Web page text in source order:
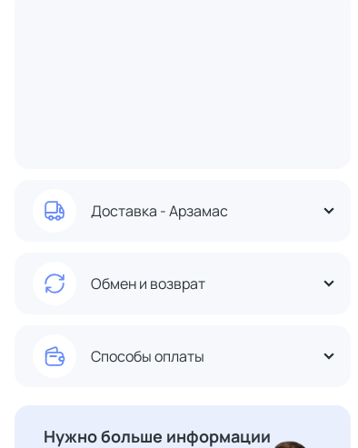
Доставка - Арзамас
Обмен и возврат
Способы оплаты
Нужно больше информации